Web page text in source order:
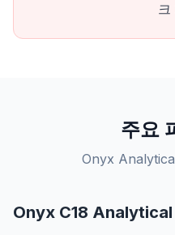
크
주요
Onyx
Onyx C18 Analytical